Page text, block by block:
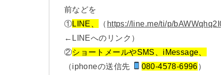
前などを
①LINE、 （ https://line.me/ti/p/
←LINEへのリンク）
②ショートメールやSMS、iMessage、
（iphoneの送信先
080-4578-6996）